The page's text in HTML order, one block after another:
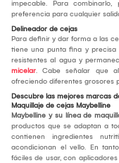
impecable. Para combinarlo,
preferencia para cualquier
Delineador de cejas
Para definir y dar forma a las
tiene una punta fina y precisa
resistentes al agua y
micelar. Cabe señalar que
ofreciendo diferentes grosores
Descubre las mejores marcas
Maquillaje de cejas Maybelline
Maybelline y su línea de
productos que se adaptan a
contienen ingredientes
acondicionan el vello. En
fáciles de usar, con